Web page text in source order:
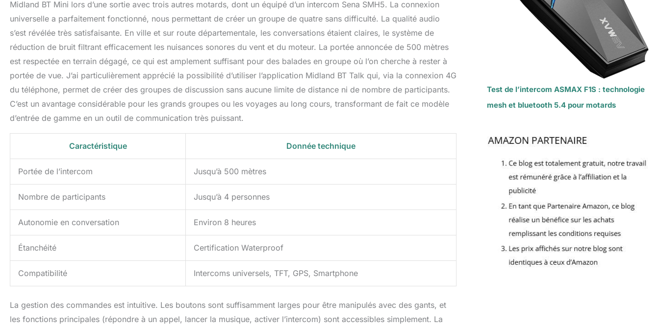
Midland BT Mini lors d’une sortie avec trois autres motards, dont un équipé d’un intercom Sena SMH5. La connexion
universelle a parfaitement fonctionné, nous permettant de créer un groupe de quatre sans difficulté. La qualité audio
s’est révélée très satisfaisante. En ville et sur route départementale, les conversations étaient claires, le système de
réduction de bruit filtrant efficacement les nuisances sonores du vent et du moteur. La portée annoncée de 500 mètres
est respectée en terrain dégagé, ce qui est amplement suffisant pour des balades en groupe où l’on cherche à rester à
portée de vue. J’ai particulièrement apprécié la possibilité d’utiliser l’application Midland BT Talk qui, via la connexion 4G
du téléphone, permet de créer des groupes de discussion sans aucune limite de distance ni de nombre de participants.
C’est un avantage considérable pour les grands groupes ou les voyages au long cours, transformant de fait ce modèle
d’entrée de gamme en un outil de communication très puissant.
Caractéristique Donnée technique
Portée de l’intercom Jusqu’à 500 mètres
Nombre de participants Jusqu’à 4 personnes
Autonomie en conversation Environ 8 heures
Étanchéité Certification Waterproof
Compatibilité Intercoms universels, TFT, GPS, Smartphone
La gestion des commandes est intuitive. Les boutons sont suffisamment larges pour être manipulés avec des gants, et
les fonctions principales (répondre à un appel, lancer la musique, activer l’intercom) sont accessibles simplement. La
Test de l’intercom ASMAX F1S : technologie
mesh et bluetooth 5.4 pour motards